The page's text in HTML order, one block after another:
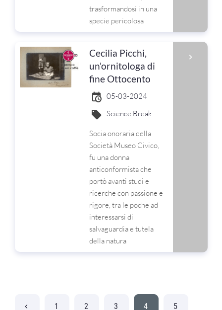
trasformandosi in una
specie pericolosa
Cecilia Picchi,
un'ornitologa di
fine Ottocento
05-03-2024
Science Break
Socia onoraria della
Società Museo Civico,
fu una donna
anticonformista che
portò avanti studi e
ricerche con passione e
rigore, tra le poche ad
interessarsi di
salvaguardia e tutela
della natura
1 2 3 4 5